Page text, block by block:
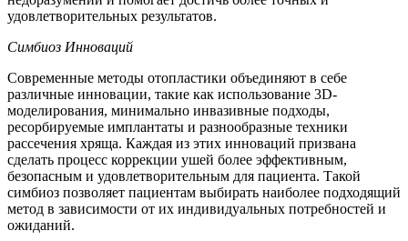
удовлетворительных результатов.
Симбиоз Инноваций
Современные методы отопластики объединяют в себе
различные инновации, такие как использование 3D-
моделирования, минимально инвазивные подходы,
ресорбируемые имплантаты и разнообразные техники
рассечения хряща. Каждая из этих инноваций призвана
сделать процесс коррекции ушей более эффективным,
безопасным и удовлетворительным для пациента. Такой
симбиоз позволяет пациентам выбирать наиболее подходящий
метод в зависимости от их индивидуальных потребностей и
ожиданий.